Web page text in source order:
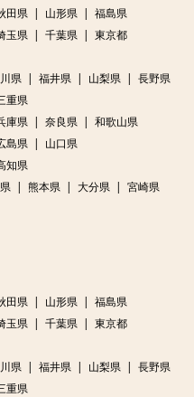
田県 山形県
福島県
玉県 千葉県
東京都
県 福井県 山梨県
長野県
重県
庫県 奈良県
和歌山県
島県
山口県
知県
熊本県 大分県
宮崎県
田県 山形県
福島県
玉県 千葉県
東京都
県 福井県 山梨県
長野県
重県